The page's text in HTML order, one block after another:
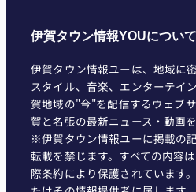
伊賀タウン情報YOUについて
伊賀タウン情報ユーは、地域に
スタイル、音楽、エンターテイ
賀地域の"今"を配信するウェブ
賀と名張の最新ニュース・動画
※伊賀タウン情報ユーに掲載の
転載を禁じます。すべての内容
際条約により保護されています